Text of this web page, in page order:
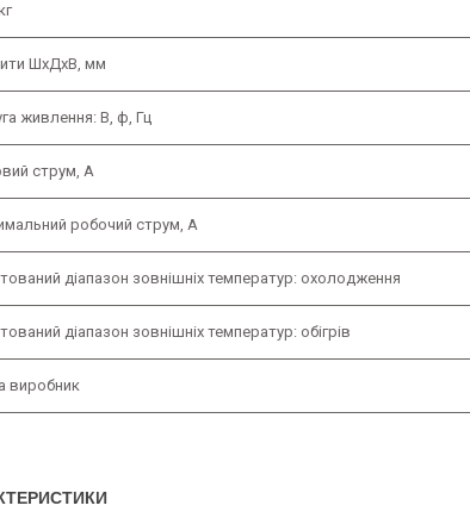
ШхДхВ, мм
живлення: В, ф, Гц
струм, А
робочий струм, А
діапазон зовнішніх температур: охолодження
діапазон зовнішніх температур: обігрів
виробник